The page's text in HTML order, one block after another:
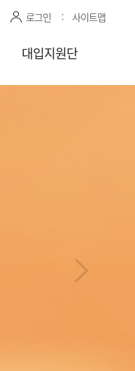
로그인 사이트맵
대입지원단